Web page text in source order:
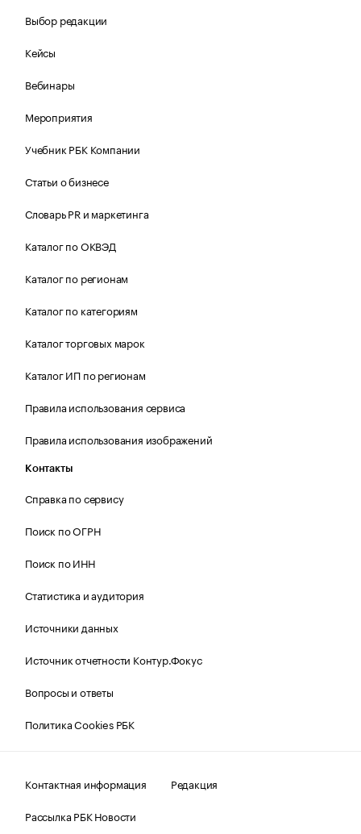
Выбор редакции
Кейсы
Вебинары
Мероприятия
Учебник РБК Компании
Статьи о бизнесе
Словарь PR и маркетинга
Каталог по ОКВЭД
Каталог по регионам
Каталог по категориям
Каталог торговых марок
Каталог ИП по регионам
Правила использования сервиса
Правила использования изображений
Контакты
Справка по сервису
Поиск по ОГРН
Поиск по ИНН
Статистика и аудитория
Источники данных
Источник отчетности Контур.Фокус
Вопросы и ответы
Политика Cookies РБК
Контактная информация
Редакция
Рассылка РБК Новости